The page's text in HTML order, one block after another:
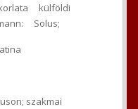
külföldi
Solus;
szakmai